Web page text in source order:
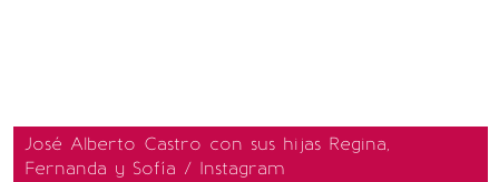
José Alberto Castro con sus hijas Regina,
Fernanda y Sofía / Instagram